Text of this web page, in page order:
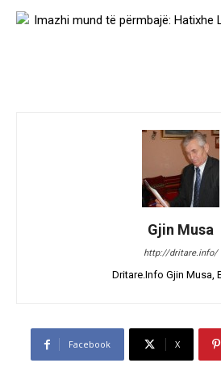
Gjin Musa
http://dritare.info/
Dritare.Info Gjin Musa,
Facebook X